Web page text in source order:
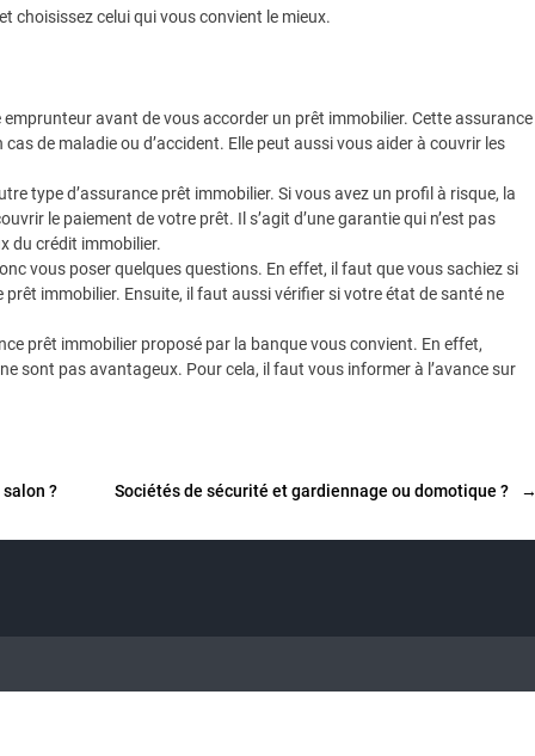
choisissez celui qui vous convient le mieux.
emprunteur avant de vous accorder un prêt immobilier. Cette assurance
de maladie ou d’accident. Elle peut aussi vous aider à couvrir les
type d’assurance prêt immobilier. Si vous avez un profil à risque, la
le paiement de votre prêt. Il s’agit d’une garantie qui n’est pas
du crédit immobilier.
vous poser quelques questions. En effet, il faut que vous sachiez si
immobilier. Ensuite, il faut aussi vérifier si votre état de santé ne
prêt immobilier proposé par la banque vous convient. En effet,
sont pas avantageux. Pour cela, il faut vous informer à l’avance sur
? →
Sociétés de sécurité et gardiennage ou domotique ?